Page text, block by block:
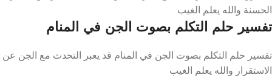
الحسنة والله يعلم الغيب
تفسير حلم التكلم بصوت الجن في المنام
تفسير حلم التكلم بصوت الجن في المنام قد يعبر التحدث مع الجن عن
الاستقرار والله يعلم الغيب